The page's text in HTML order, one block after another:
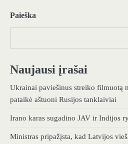
Paieška
Naujausi įrašai
Ukrainai paviešinus streiko filmuotą
pataikė aštuoni Rusijos tanklaiviai
Irano karas sugadino JAV ir Indijos
Ministras pripažįsta, kad Latvijos